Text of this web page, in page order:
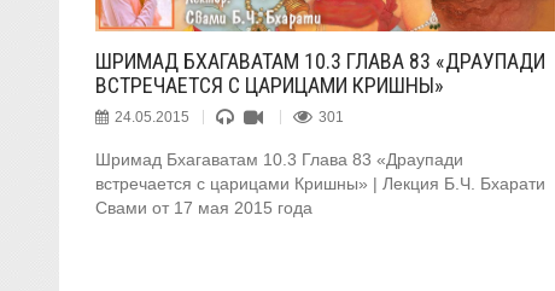
ШРИМАД БХАГАВАТАМ 10.3 ГЛАВА 83 «ДРАУПАДИ
ВСТРЕЧАЕТСЯ С ЦАРИЦАМИ КРИШНЫ»
24.05.2015 301
Шримад Бхагаватам 10.3 Глава 83 «Драупади
встречается с царицами Кришны» | Лекция Б.Ч. Бхарати
Свами от 17 мая 2015 года